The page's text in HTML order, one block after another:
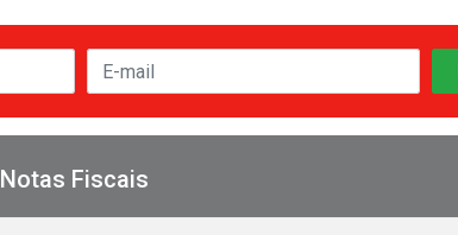
Notas Fiscais